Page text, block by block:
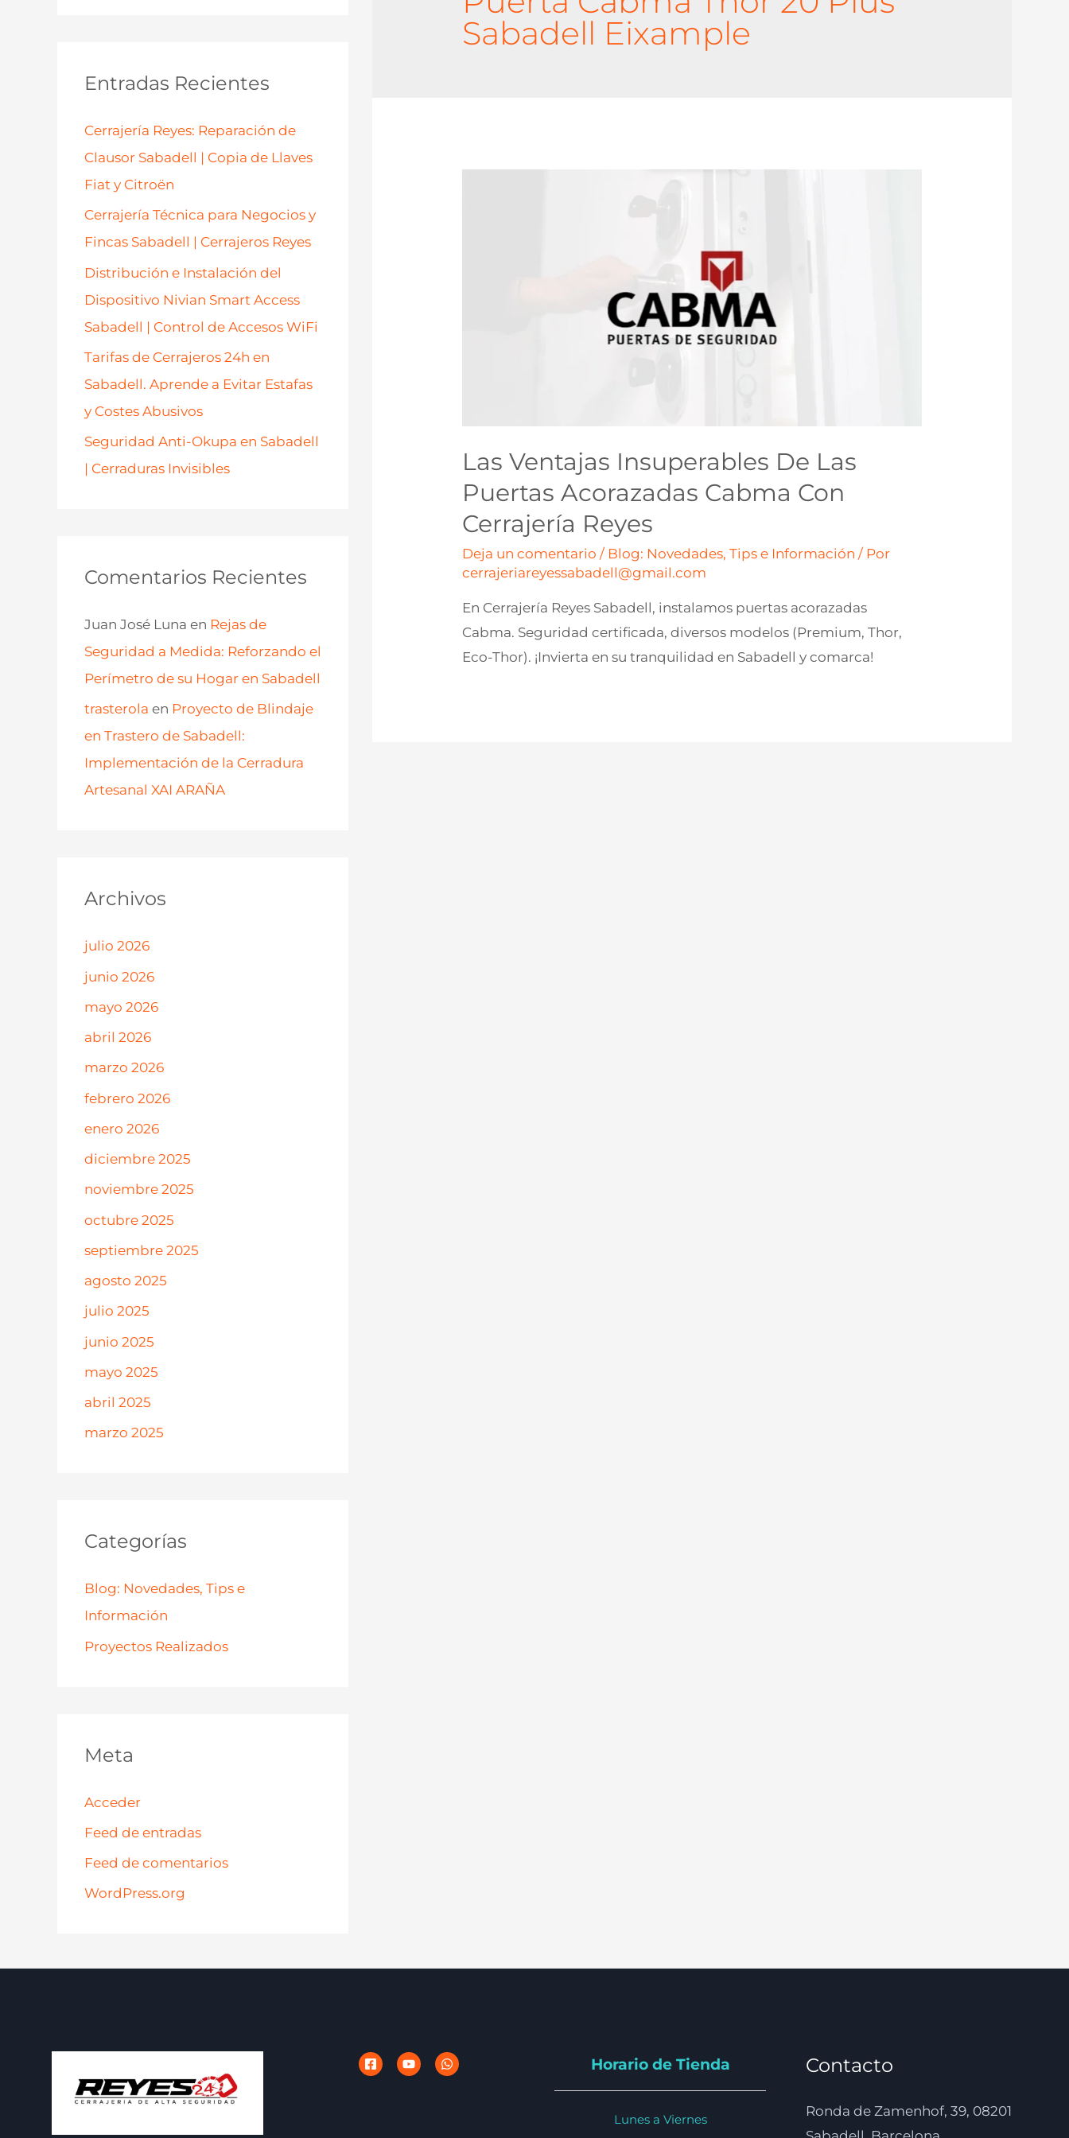
rEntradas Recientes
Cerrajería Reyes: Reparación de
Clausor Sabadell | Copia de Llaves
Fiat y Citroën
Cerrajería Técnica para Negocios y
Fincas Sabadell | Cerrajeros Reyes
Distribución e Instalación del
Dispositivo Nivian Smart Access
Sabadell | Control de Accesos WiFi
Tarifas de Cerrajeros 24h en
Sabadell. Aprende a Evitar Estafas
y Costes Abusivos
Seguridad Anti-Okupa en Sabadell
| Cerraduras Invisibles
Comentarios Recientes
Juan José Luna en Rejas de
Seguridad a Medida: Reforzando el
Perímetro de su Hogar en Sabadell
trasterola en Proyecto de Blindaje
en Trastero de Sabadell:
Implementación de la Cerradura
Artesanal XAI ARAÑA
Archivos
julio 2026
junio 2026
mayo 2026
abril 2026
marzo 2026
febrero 2026
enero 2026
diciembre 2025
noviembre 2025
octubre 2025
septiembre 2025
agosto 2025
julio 2025
junio 2025
mayo 2025
abril 2025
marzo 2025
Categorías
Blog: Novedades, Tips e
Información
Proyectos Realizados
Meta
Acceder
Feed de entradas
Feed de comentarios
WordPress.org
Sabadell Eixample
Las Ventajas Insuperables De Las
Puertas Acorazadas Cabma Con
Cerrajería Reyes
Deja un comentario / Blog: Novedades, Tips e Información / Por
cerrajeriareyessabadell@gmail.com
En Cerrajería Reyes Sabadell, instalamos puertas acorazadas
Cabma. Seguridad certificada, diversos modelos (Premium, Thor,
Eco-Thor). ¡Invierta en su tranquilidad en Sabadell y comarca!
Horario de Tienda
Lunes a Viernes
Contacto
Ronda de Zamenhof, 39, 08201